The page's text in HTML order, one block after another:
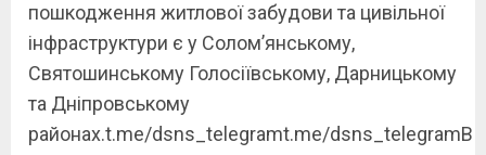
пошкодження житлової забудови та цивільної
інфраструктури є у Соломʼянському,
Святошинському Голосіївському, Дарницькому
та Дніпровському
районах.t.me/dsns_telegramt.me/dsns_telegramВ